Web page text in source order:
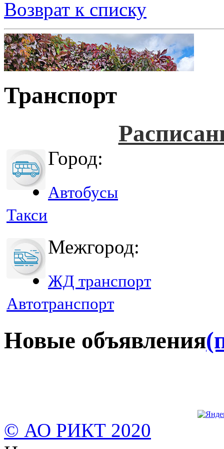
Возврат к списку
Транспорт
Город:
Автобусы
Такси
Межгород:
ЖД транспорт
Автотранспорт
Новые объявления
© АО РИКТ 2020